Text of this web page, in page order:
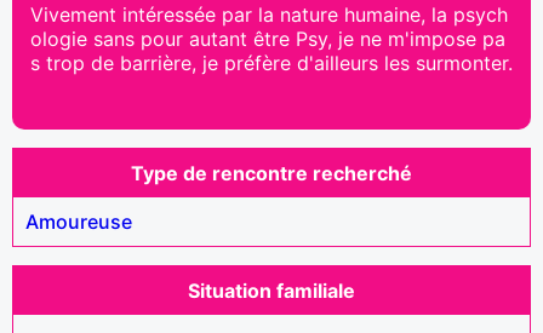
Vivement intéressée par la nature humaine, la psych
ologie sans pour autant être Psy, je ne m'impose pa
s trop de barrière, je préfère d'ailleurs les surmonter.
Type de rencontre recherché
Amoureuse
Situation familiale